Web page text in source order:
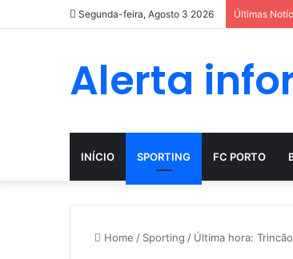
Segunda-feira, Agosto 3 2026 Últimas
Alerta
INÍCIO SPORTING FC PORTO
Home / Sporting / Última hora: Trincão